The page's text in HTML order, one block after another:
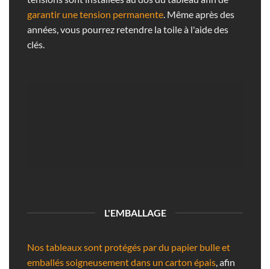
garantir une tension permanente. Même après des
années, vous pourrez retendre la toile à l'aide des
clés.
L'EMBALLAGE
Nos tableaux sont protégés par du papier bulle et
emballés soigneusement dans un carton épais, afin